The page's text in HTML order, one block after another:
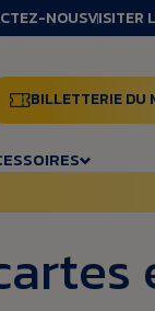
NOUSVISITER
BILLETTERIE DU